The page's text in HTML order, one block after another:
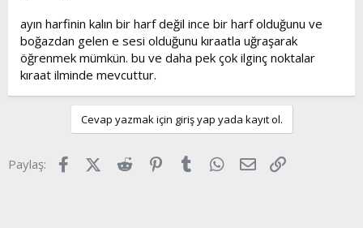
ayın harfinin kalın bir harf değil ince bir harf olduğunu ve
boğazdan gelen e sesi olduğunu kıraatla uğraşarak
öğrenmek mümkün. bu ve daha pek çok ilginç noktalar
kıraat ilminde mevcuttur.
Cevap yazmak için giriş yap yada kayıt ol.
Paylaş: FacebookX (Twitter)
Reddit Pinterest
Tumblr WhatsApp
E-posta